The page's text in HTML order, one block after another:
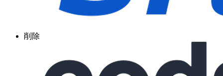
削除